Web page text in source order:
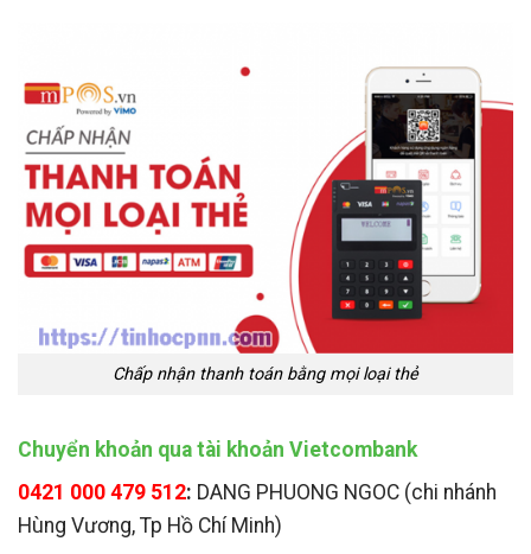
Chấp nhận thanh toán bằng mọi loại thẻ
Chuyển khoản qua tài khoản Vietcombank
0421 000 479 512: DANG PHUONG NGOC (chi nhánh
Hùng Vương, Tp Hồ Chí Minh)